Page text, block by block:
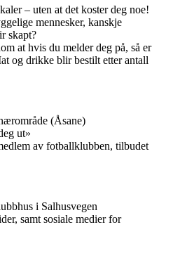
– uten at det koster deg noe!
mennesker, kanskje
skapt?
at hvis du melder deg på, så er
og drikke blir bestilt etter antall
(Åsane)
ut»
av fotballklubben, tilbudet
i Salhusvegen
samt sosiale medier for